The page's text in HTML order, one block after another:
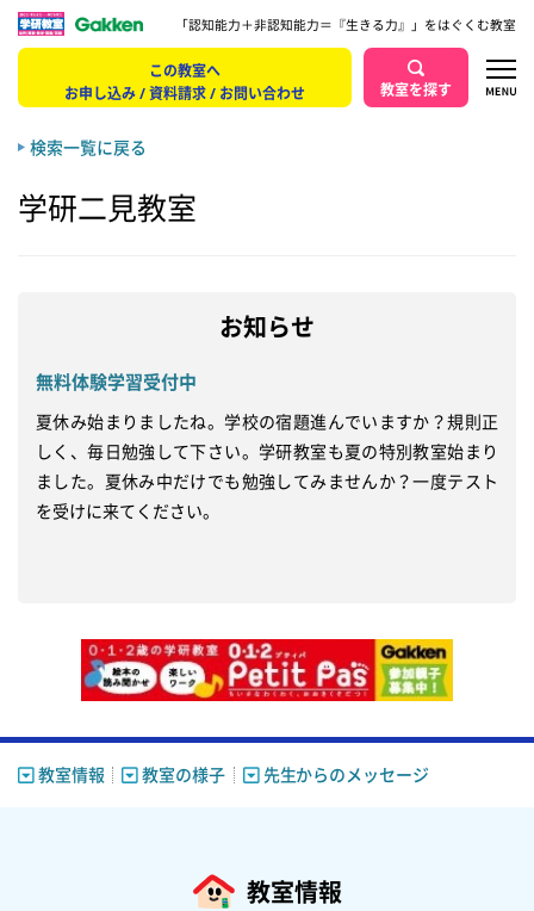
「認知能力＋非認知能力＝『生きる力』」をはぐくむ教室
この教室へ
お申し込み / 資料請求 / お問い合わせ
教室を探す
検索一覧に戻る
学研二見教室
お知らせ
無料体験学習受付中
夏休み始まりましたね。学校の宿題進んでいますか？規則正
しく、毎日勉強して下さい。学研教室も夏の特別教室始まり
ました。夏休み中だけでも勉強してみませんか？一度テスト
を受けに来てください。
教室情報 教室の様子 先生からのメッセージ
教室情報